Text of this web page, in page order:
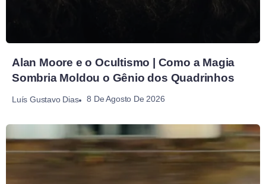
Alan Moore e o Ocultismo | Como a Magia
Sombria Moldou o Gênio dos Quadrinhos
Luís Gustavo Dias 8 De Agosto De 2026